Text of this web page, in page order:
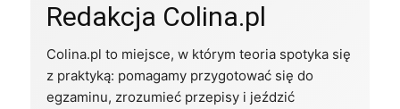
Redakcja Colina.pl
Colina.pl to miejsce, w którym teoria spotyka się
z praktyką: pomagamy przygotować się do
egzaminu, zrozumieć przepisy i jeździć